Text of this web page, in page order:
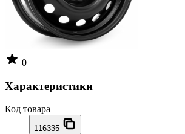
0
Характеристики
Код товара
116335